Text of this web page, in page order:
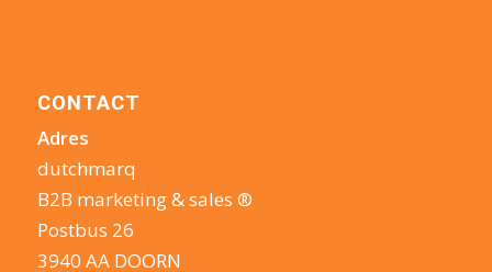
CONTACT
Adres
dutchmarq
B2B marketing & sales ®
Postbus 26
3940 AA DOORN